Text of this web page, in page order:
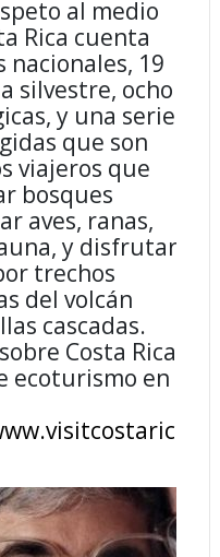
al medio
Rica cuenta
nacionales, 19
silvestre, ocho
y una serie
que son
viajeros que
bosques
aves, ranas,
y disfrutar
trechos
del volcán
cascadas.
Costa Rica
ecoturismo en